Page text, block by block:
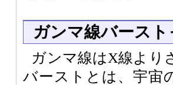
ガンマ線バースト
ガンマ線はX線より
バーストとは、宇宙